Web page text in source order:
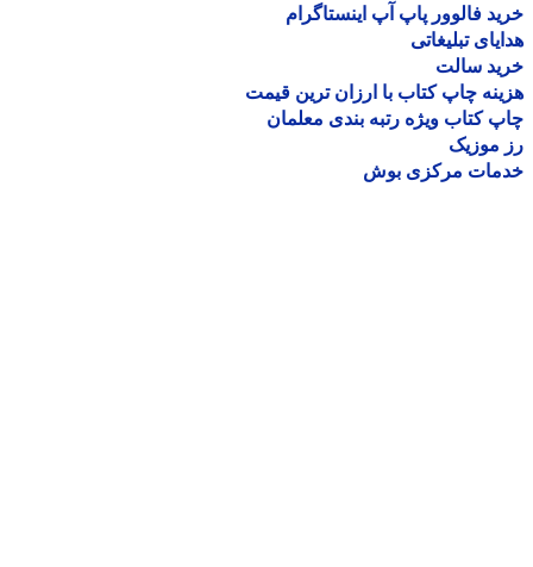
فالوور پاپ آپ اینستاگرام
تبلیغاتی
سالت
چاپ کتاب با ارزان ترین قیمت
کتاب ویژه رتبه بندی معلمان
موزیک
مرکزی بوش